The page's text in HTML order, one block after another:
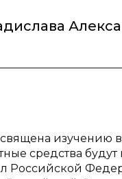
изучению
средства
Российской